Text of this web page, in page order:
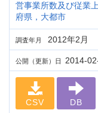
営事業所数及び従業
府県，大都市
調査年月 2012年2月
公開（更新）日 2014-
CSV DB